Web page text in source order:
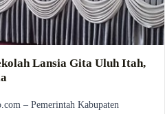
Lansia Gita Uluh Itah,
– Pemerintah Kabupaten